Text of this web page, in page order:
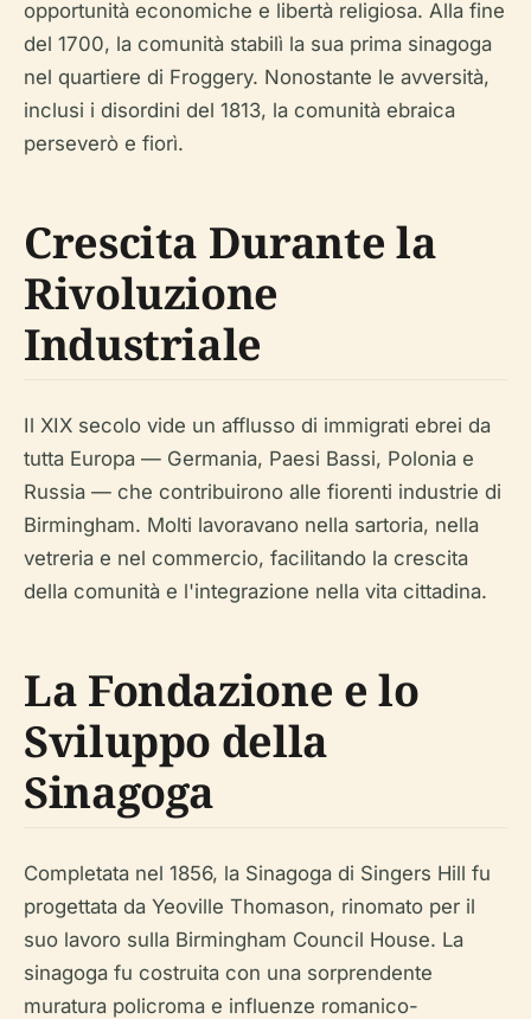
opportunità economiche e libertà religiosa. Alla fine
del 1700, la comunità stabilì la sua prima sinagoga
nel quartiere di Froggery. Nonostante le avversità,
inclusi i disordini del 1813, la comunità ebraica
perseverò e fiorì.
Crescita Durante la
Rivoluzione
Industriale
Il XIX secolo vide un afflusso di immigrati ebrei da
tutta Europa — Germania, Paesi Bassi, Polonia e
Russia — che contribuirono alle fiorenti industrie di
Birmingham. Molti lavoravano nella sartoria, nella
vetreria e nel commercio, facilitando la crescita
della comunità e l'integrazione nella vita cittadina.
La Fondazione e lo
Sviluppo della
Sinagoga
Completata nel 1856, la Sinagoga di Singers Hill fu
progettata da Yeoville Thomason, rinomato per il
suo lavoro sulla Birmingham Council House. La
sinagoga fu costruita con una sorprendente
muratura policroma e influenze romanico-